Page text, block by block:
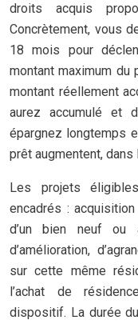
droits acquis
Concrètement, vous
18 mois pour
montant maximum
montant réellement
aurez accumulé et
épargnez longtemps
prêt augmentent,
Les projets
encadrés :
d’un bien neuf ou
d’amélioration,
sur cette même
l’achat de
dispositif. La durée